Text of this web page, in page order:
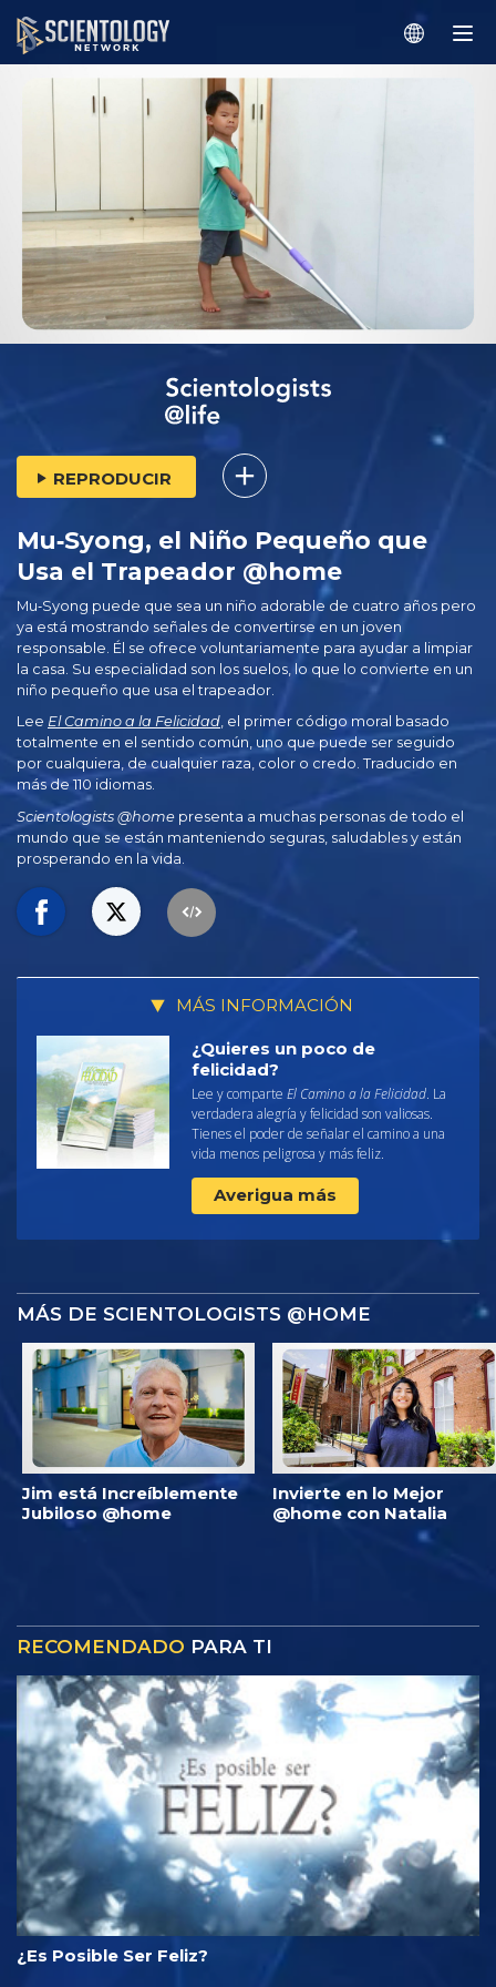
REPRODUCIR
Mu‑Syong, el Niño Pequeño que
Usa el Trapeador @home
Mu‑Syong puede que sea un niño adorable de cuatro años pero
ya está mostrando señales de convertirse en un joven
responsable. Él se ofrece voluntariamente para ayudar a limpiar
la casa. Su especialidad son los suelos, lo que lo convierte en un
niño pequeño que usa el trapeador.
Lee El Camino a la Felicidad, el primer código moral basado
totalmente en el sentido común, uno que puede ser seguido
por cualquiera, de cualquier raza, color o credo. Traducido en
más de 110 idiomas.
Scientologists @home presenta a muchas personas de todo el
mundo que se están manteniendo seguras, saludables y están
prosperando en la vida.
MÁS INFORMACIÓN
¿Quieres un poco de
felicidad?
Lee y comparte El Camino a la Felicidad. La
verdadera alegría y felicidad son valiosas.
Tienes el poder de señalar el camino a una
vida menos peligrosa y más feliz.
Averigua más
MÁS DE SCIENTOLOGISTS @HOME
Jim está Increíblemente
Jubiloso @home
Invierte en lo Mejor
@home con Natalia
RECOMENDADO PARA TI
¿Es Posible Ser Feliz?